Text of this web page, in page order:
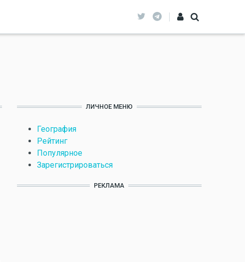
ЛИЧНОЕ МЕНЮ
География
Рейтинг
Популярное
Зарегистрироваться
РЕКЛАМА